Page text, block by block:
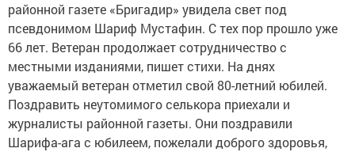
районной газете «Бригадир» увидела свет под
псевдонимом Шариф Мустафин. С тех пор прошло уже
66 лет. Ветеран продолжает сотрудничество с
местными изданиями, пишет стихи. На днях
уважаемый ветеран отметил свой 80-летний юбилей.
Поздравить неутомимого селькора приехали и
журналисты районной газеты. Они поздравили
Шарифа-ага с юбилеем, пожелали доброго здоровья,